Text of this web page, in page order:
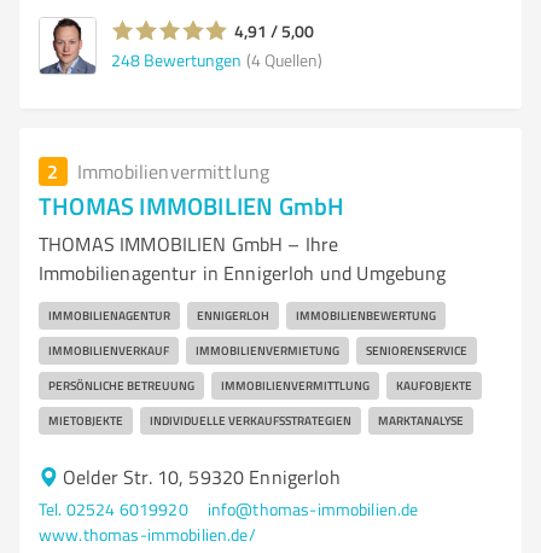
4,91 / 5,00
248 Bewertungen (4 Quellen)
2 Immobilienvermittlung
THOMAS IMMOBILIEN GmbH
THOMAS IMMOBILIEN GmbH – Ihre
Immobilienagentur in Ennigerloh und Umgebung
IMMOBILIENAGENTUR ENNIGERLOH IMMOBILIENBEWERTUNG
IMMOBILIENVERKAUF IMMOBILIENVERMIETUNG SENIORENSERVICE
PERSÖNLICHE BETREUUNG IMMOBILIENVERMITTLUNG KAUFOBJEKTE
MIETOBJEKTE INDIVIDUELLE VERKAUFSSTRATEGIEN MARKTANALYSE
Oelder Str. 10, 59320 Ennigerloh
Tel. 02524 6019920
info@thomas-immobilien.de
www.thomas-immobilien.de/